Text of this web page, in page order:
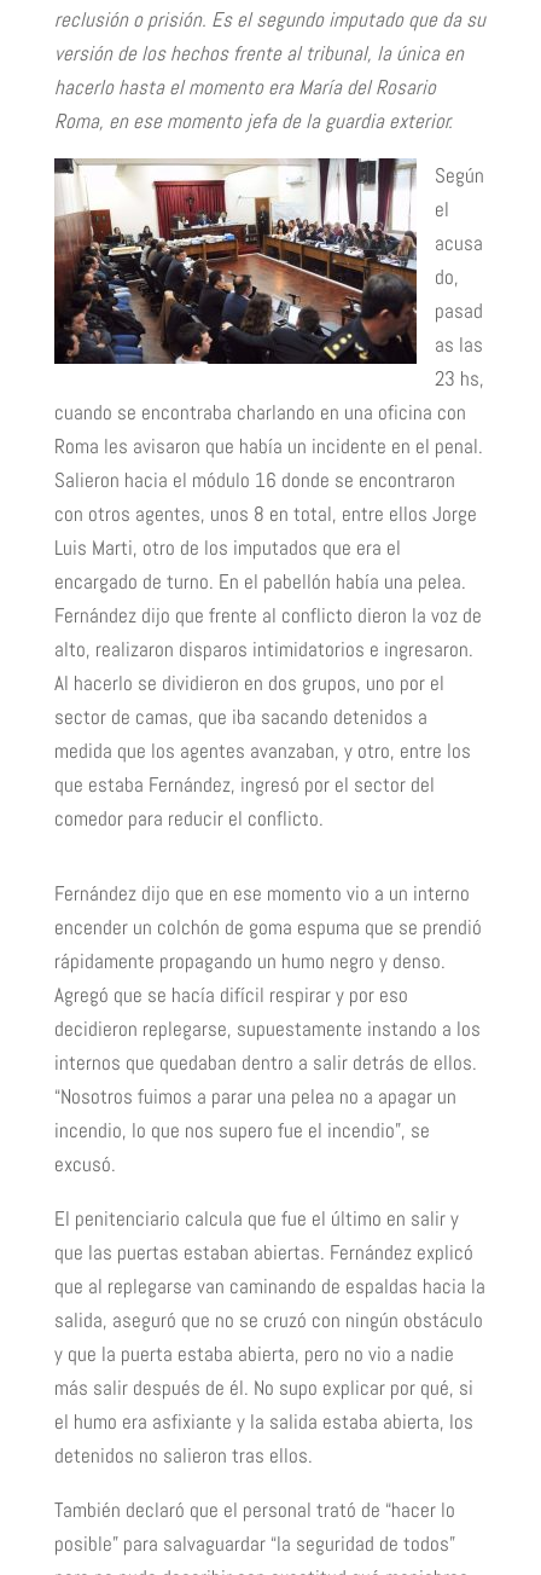
reclusión o prisión. Es el segundo imputado que da su
versión de los hechos frente al tribunal, la única en
hacerlo hasta el momento era María del Rosario
Roma, en ese momento jefa de la guardia exterior.
Según
el
acusa
do,
pasad
as las
23 hs,
cuando se encontraba charlando en una oficina con
Roma les avisaron que había un incidente en el penal.
Salieron hacia el módulo 16 donde se encontraron
con otros agentes, unos 8 en total, entre ellos Jorge
Luis Marti, otro de los imputados que era el
encargado de turno. En el pabellón había una pelea.
Fernández dijo que frente al conflicto dieron la voz de
alto, realizaron disparos intimidatorios e ingresaron.
Al hacerlo se dividieron en dos grupos, uno por el
sector de camas, que iba sacando detenidos a
medida que los agentes avanzaban, y otro, entre los
que estaba Fernández, ingresó por el sector del
comedor para reducir el conflicto.
Fernández dijo que en ese momento vio a un interno
encender un colchón de goma espuma que se prendió
rápidamente propagando un humo negro y denso.
Agregó que se hacía difícil respirar y por eso
decidieron replegarse, supuestamente instando a los
internos que quedaban dentro a salir detrás de ellos.
“Nosotros fuimos a parar una pelea no a apagar un
incendio, lo que nos supero fue el incendio”, se
excusó.
El penitenciario calcula que fue el último en salir y
que las puertas estaban abiertas. Fernández explicó
que al replegarse van caminando de espaldas hacia la
salida, aseguró que no se cruzó con ningún obstáculo
y que la puerta estaba abierta, pero no vio a nadie
más salir después de él. No supo explicar por qué, si
el humo era asfixiante y la salida estaba abierta, los
detenidos no salieron tras ellos.
También declaró que el personal trató de “hacer lo
posible” para salvaguardar “la seguridad de todos”